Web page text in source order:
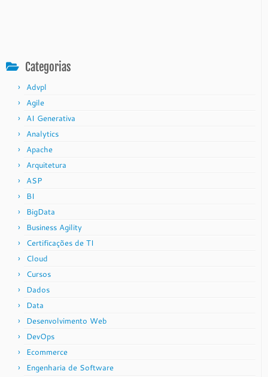
Categorias
Advpl
Agile
AI Generativa
Analytics
Apache
Arquitetura
ASP
BI
BigData
Business Agility
Certificações de TI
Cloud
Cursos
Dados
Data
Desenvolvimento Web
DevOps
Ecommerce
Engenharia de Software